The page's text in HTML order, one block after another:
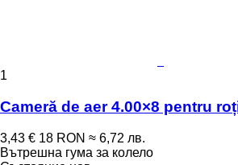
1
Cameră de aer 4.00×8 pentru
3,43 € 18 RON ≈ 6,72 лв.
Вътрешна гума за колело